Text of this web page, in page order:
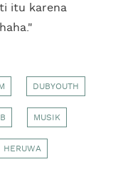
itu karena
DUBYOUTH
MUSIK
HERUWA